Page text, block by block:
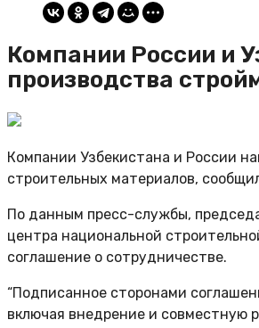
Компании России и
производства
Компании Узбекистана и России
строительных материалов,
По данным пресс-службы,
центра национальной
соглашение о сотрудничестве.
“Подписанное сторонами
включая внедрение и совместную